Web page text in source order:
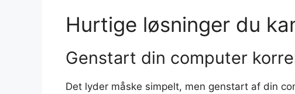
Hurtige løsninger du
Genstart din computer
Det lyder måske simpelt, men genstart af din